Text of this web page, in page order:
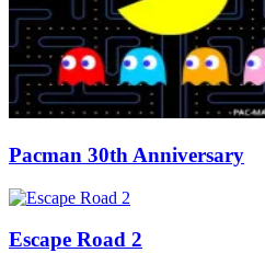
Pacman 30th Anniversary
Escape Road 2